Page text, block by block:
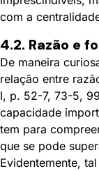
com a
4.2. Razão e
De maneira
relação entre
I, p. 52-7, 73-5,
capacidade
tem para
que se pode
Evidentemente,